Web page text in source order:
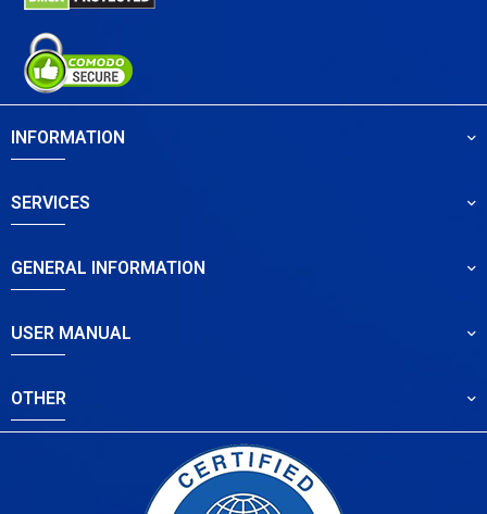
INFORMATION
SERVICES
GENERAL INFORMATION
USER MANUAL
OTHER